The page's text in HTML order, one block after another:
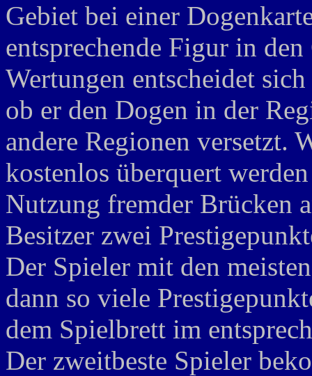
Gebiet bei einer
entsprechende Figur in
Wertungen entscheidet
ob er den Dogen in der
andere Regionen versetzt.
kostenlos überquert
Nutzung fremder Brücken
Besitzer zwei
Der Spieler mit den
dann so viele
dem Spielbrett im
Der zweitbeste Spieler